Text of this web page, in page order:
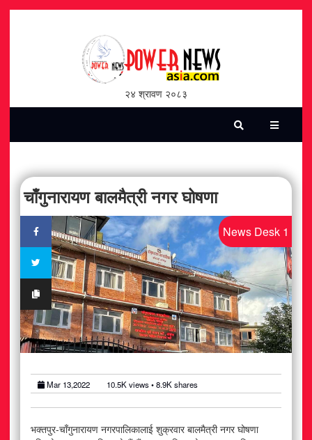
२४ श्रावण २०८३
पत्रिका
समाचार
सामाजिक
शन्ती / सुरक्षा
विश्व
विचार / विमर्श
अटोमोबाइल
आर्थिक
चाँगुनारायण बालमैत्री नगर घोषणा
News Desk 1
Mar 13,2022 10.5Kviews •8.9Kshares
भक्तपुर-चाँगुनारायण नगरपालिकालाई शुक्रवार बालमैत्री नगर घोषणा